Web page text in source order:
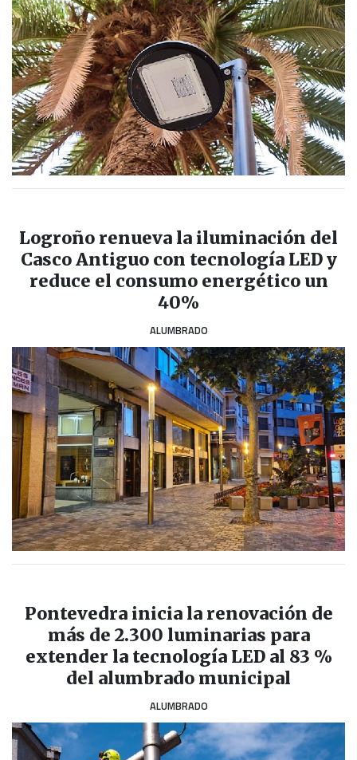
Logroño renueva la iluminación del
Casco Antiguo con tecnología LED y
reduce el consumo energético un
40%
ALUMBRADO
Pontevedra inicia la renovación de
más de 2.300 luminarias para
extender la tecnología LED al 83 %
del alumbrado municipal
ALUMBRADO